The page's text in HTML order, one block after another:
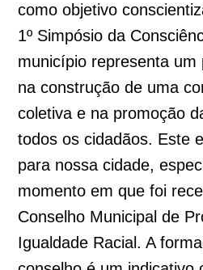
como objetivo
1º Simpósio da
município representa um
na construção de uma
coletiva e na promoção
todos os cidadãos. Este
para nossa cidade,
momento em que foi
Conselho Municipal de
Igualdade Racial. A